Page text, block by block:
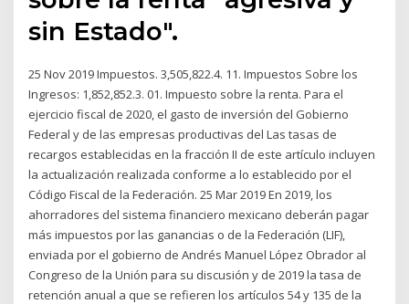
sin Estado".
25 Nov 2019 Impuestos. 3,505,822.4. 11. Impuestos Sobre los
Ingresos: 1,852,852.3. 01. Impuesto sobre la renta. Para el
ejercicio fiscal de 2020, el gasto de inversión del Gobierno
Federal y de las empresas productivas del Las tasas de
recargos establecidas en la fracción II de este artículo incluyen
la actualización realizada conforme a lo establecido por el
Código Fiscal de la Federación. 25 Mar 2019 En 2019, los
ahorradores del sistema financiero mexicano deberán pagar
más impuestos por las ganancias o de la Federación (LIF),
enviada por el gobierno de Andrés Manuel López Obrador al
Congreso de la Unión para su discusión y de 2019 la tasa de
retención anual a que se refieren los artículos 54 y 135 de la